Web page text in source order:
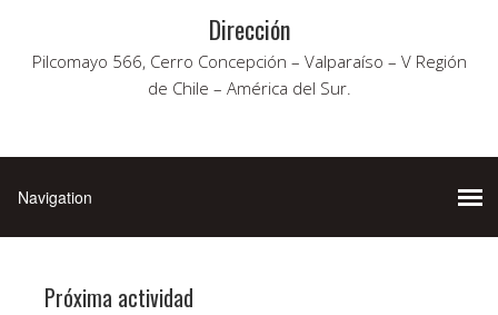
Dirección
Pilcomayo 566, Cerro Concepción – Valparaíso – V Región
de Chile – América del Sur.
Próxima actividad